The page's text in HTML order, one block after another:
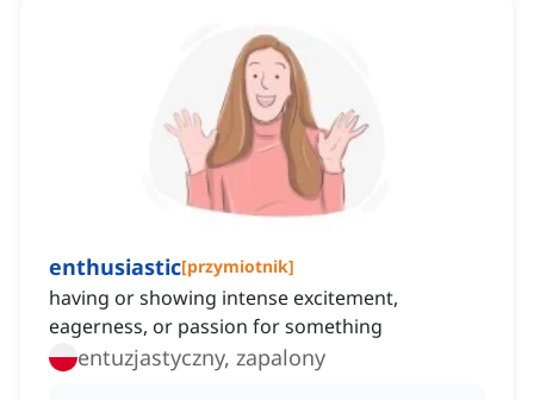
enthusiastic[przymiotnik]
having or showing intense excitement,
eagerness, or passion for something
entuzjastyczny, zapalony